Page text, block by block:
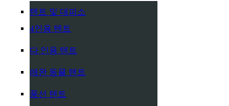
텐트 및 대피소
4인용 텐트
다 인용 텐트
애완 동물 텐트
풍선 텐트